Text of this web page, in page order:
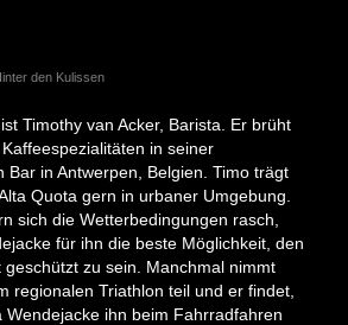
den Kulissen
Timothy van Acker, Barista. Er brüht
in seiner
Bar in Antwerpen, Belgien. Timo trägt
Quota gern in urbaner Umgebung.
sich die Wetterbedingungen rasch,
für ihn die beste Möglichkeit, den
geschützt zu sein. Manchmal nimmt
regionalen Triathlon teil und er findet,
Wendejacke ihn beim Fahrradfahren